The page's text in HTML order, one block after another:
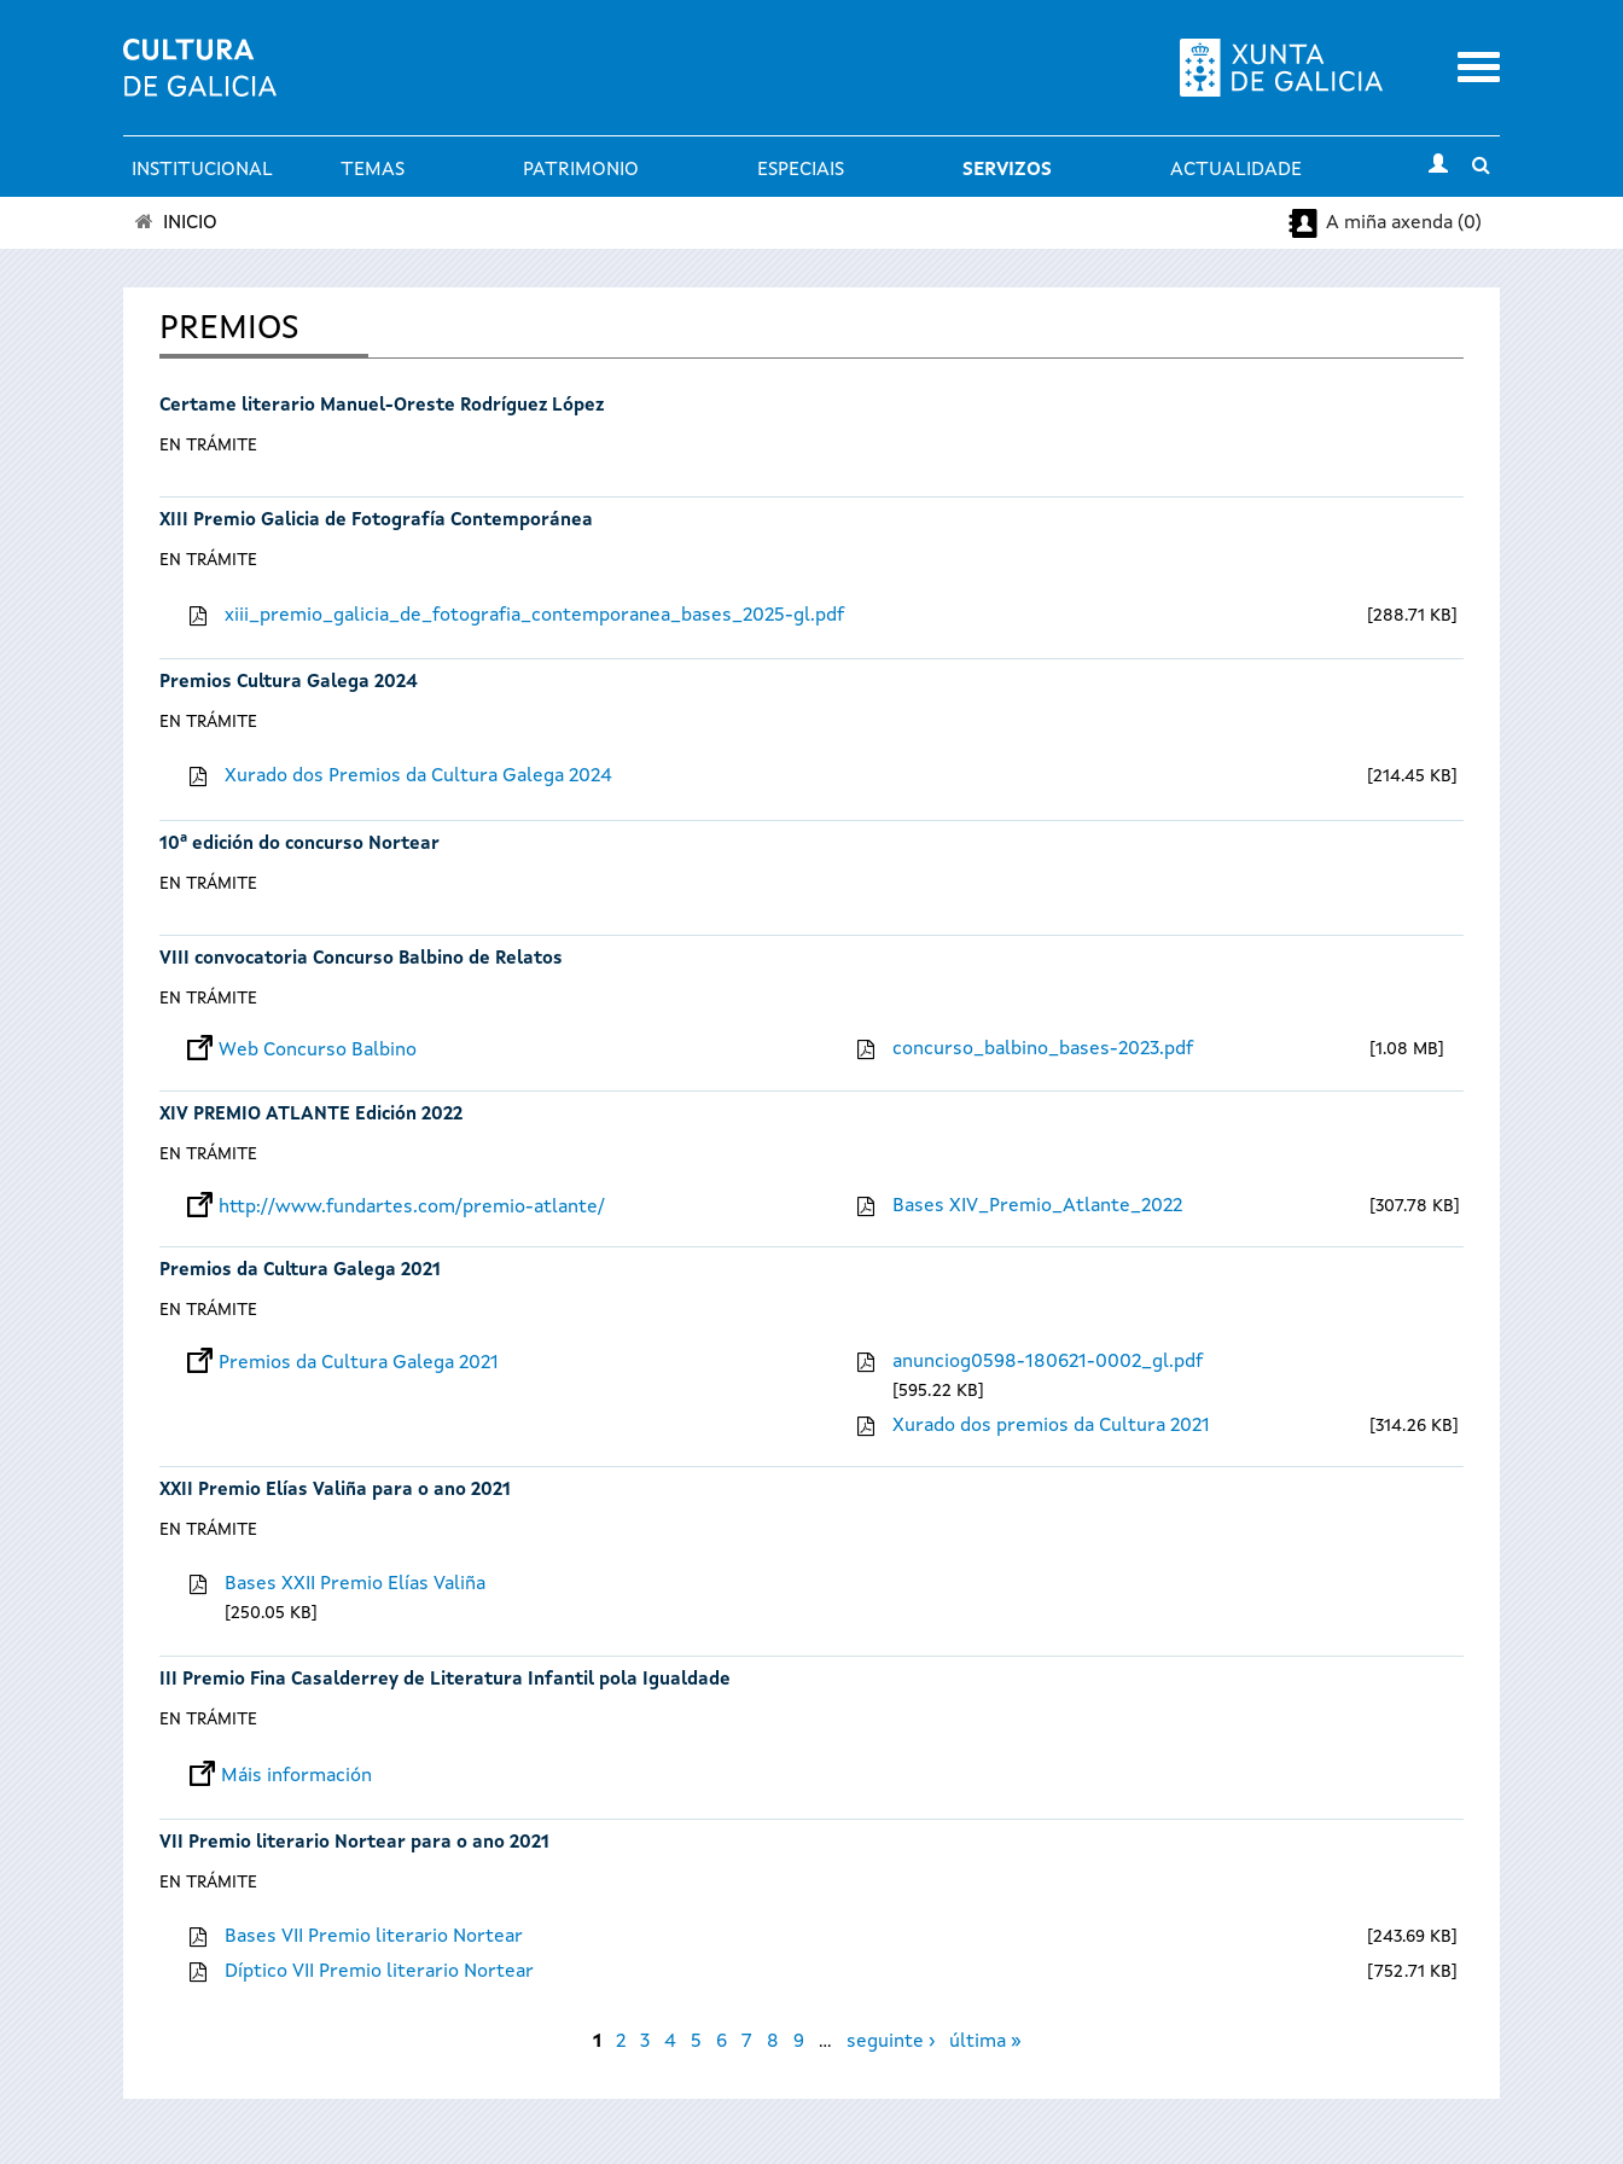
Menu
Menú
principal
INSTITUCIONAL TEMAS PATRIMONIO ESPECIAIS SERVIZOS ACTUALIDADE
search
está
INICIO A miña axenda (0)
PREMIOS
Certame literario Manuel-Oreste Rodríguez López
EN TRÁMITE
XIII Premio Galicia de Fotografía Contemporánea
EN TRÁMITE
xiii_premio_galicia_de_fotografia_contemporanea_bases_2025-gl.pdf 288.71 KB
Premios Cultura Galega 2024
EN TRÁMITE
Xurado dos Premios da Cultura Galega 2024 214.45 KB
10ª edición do concurso Nortear
EN TRÁMITE
VIII convocatoria Concurso Balbino de Relatos
EN TRÁMITE
Web Concurso Balbino concurso_balbino_bases-2023.pdf 1.08 MB
XIV PREMIO ATLANTE Edición 2022
EN TRÁMITE
http://www.fundartes.com/premio-atlante/ Bases XIV_Premio_Atlante_2022 307.78 KB
Premios da Cultura Galega 2021
EN TRÁMITE
Premios da Cultura Galega 2021 anunciog0598-180621-0002_gl.pdf
595.22 KB
Xurado dos premios da Cultura 2021 314.26 KB
XXII Premio Elías Valiña para o ano 2021
EN TRÁMITE
Bases XXII Premio Elías Valiña
250.05 KB
III Premio Fina Casalderrey de Literatura Infantil pola Igualdade
EN TRÁMITE
Máis información
VII Premio literario Nortear para o ano 2021
EN TRÁMITE
Bases VII Premio literario Nortear 243.69 KB
Díptico VII Premio literario Nortear 752.71 KB
1 2 3 4 5 6 7 8 9 … seguinte › última »